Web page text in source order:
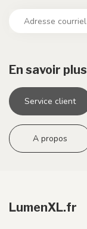
En savoir plus
Service client
A propos
LumenXL.fr